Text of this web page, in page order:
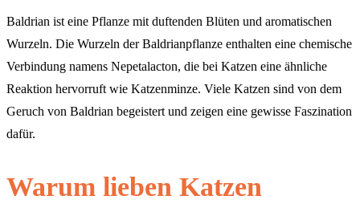
Baldrian ist eine Pflanze mit duftenden Blüten und aromatischen
Wurzeln. Die Wurzeln der Baldrianpflanze enthalten eine chemische
Verbindung namens Nepetalacton, die bei Katzen eine ähnliche
Reaktion hervorruft wie Katzenminze. Viele Katzen sind von dem
Geruch von Baldrian begeistert und zeigen eine gewisse Faszination
dafür.
Warum lieben Katzen